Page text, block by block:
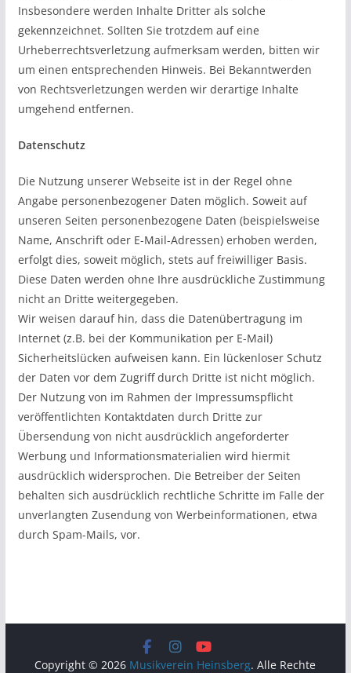
Insbesondere werden Inhalte Dritter als solche
gekennzeichnet. Sollten Sie trotzdem auf eine
Urheberrechtsverletzung aufmerksam werden, bitten wir
um einen entsprechenden Hinweis. Bei Bekanntwerden
von Rechtsverletzungen werden wir derartige Inhalte
umgehend entfernen.
Datenschutz
Die Nutzung unserer Webseite ist in der Regel ohne
Angabe personenbezogener Daten möglich. Soweit auf
unseren Seiten personenbezogene Daten (beispielsweise
Name, Anschrift oder E-Mail-Adressen) erhoben werden,
erfolgt dies, soweit möglich, stets auf freiwilliger Basis.
Diese Daten werden ohne Ihre ausdrückliche Zustimmung
nicht an Dritte weitergegeben.
Wir weisen darauf hin, dass die Datenübertragung im
Internet (z.B. bei der Kommunikation per E-Mail)
Sicherheitslücken aufweisen kann. Ein lückenloser Schutz
der Daten vor dem Zugriff durch Dritte ist nicht möglich.
Der Nutzung von im Rahmen der Impressumspflicht
veröffentlichten Kontaktdaten durch Dritte zur
Übersendung von nicht ausdrücklich angeforderter
Werbung und Informationsmaterialien wird hiermit
ausdrücklich widersprochen. Die Betreiber der Seiten
behalten sich ausdrücklich rechtliche Schritte im Falle der
unverlangten Zusendung von Werbeinformationen, etwa
durch Spam-Mails, vor.
Copyright © 2026 Musikverein Heinsberg. Alle Rechte